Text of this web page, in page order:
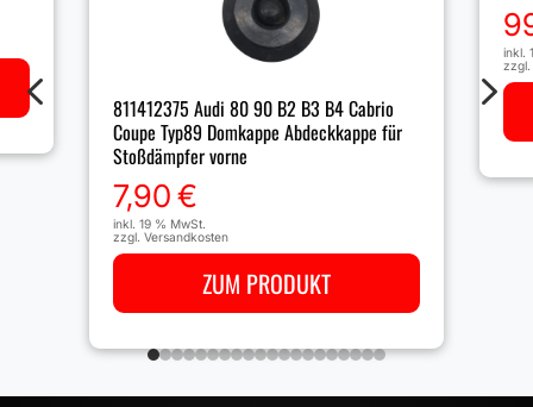
811412375 Audi 80 90 B2 B3 B4 Cabrio
Coupe Typ89 Domkappe Abdeckkappe für
Stoßdämpfer vorne
7,90€
inkl. 19 % MwSt.
zzgl. Versandkosten
ZUM PRODUKT
inkl.
zzgl.
4 5